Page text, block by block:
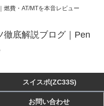
燃費・AT/MTを本音レビュー
徹底解説ブログ｜Pen
スイスポ(ZC33S)
お問い合わせ